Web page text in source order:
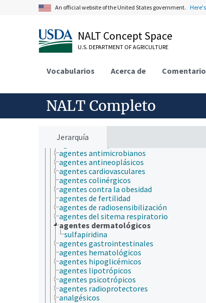
An official website of the United States government.
NALT Concept Space
U.S. DEPARTMENT OF AGRICULTURE
Vocabularios Acerca de
NALT Completo
Jerarquía
etiología
ingeniería
ingeniería genética
insectarios
localizaciones geográficas históricas
afrodisíacos
agentes adrenérgicos
agentes antialérgicos
agentes anticarcinógenos
agentes antiinflamatorios
agentes antilipémicos
agentes antimicrobianos
agentes antineoplásicos
agentes cardiovasculares
agentes colinérgicos
agentes contra la obesidad
agentes de fertilidad
agentes de radiosensibilización
agentes del sitema respiratorio
agentes dermatológicos
sulfapiridina
agentes gastrointestinales
agentes hematológicos
agentes hipoglicémicos
agentes lipotrópicos
agentes psicotrópicos
agentes radioprotectores
analgésicos